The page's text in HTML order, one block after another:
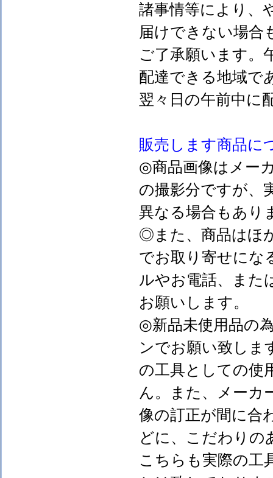
諸事情等により、
届けできない場合
ご了承願います。
配達できる地域で
翌々日の午前中に
販売します商品に
◎商品画像はメー
の撮影分ですが、
異なる場合もあり
◎また、商品はほ
でお取り寄せにな
ルやお電話、また
お願いします。
◎新品未使用品の
ンでお願い致しま
の工具としての使
ん。また、メーカ
像の訂正が間に合
どに、こだわりの
こちらも実際の工